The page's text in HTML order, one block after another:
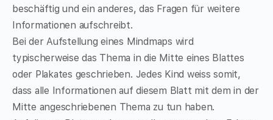
beschäftig und ein anderes, das Fragen für weitere
Informationen aufschreibt.
Bei der Aufstellung eines Mindmaps wird
typischerweise das Thema in die Mitte eines Blattes
oder Plakates geschrieben. Jedes Kind weiss somit,
dass alle Informationen auf diesem Blatt mit dem in der
Mitte angeschriebenen Thema zu tun haben.